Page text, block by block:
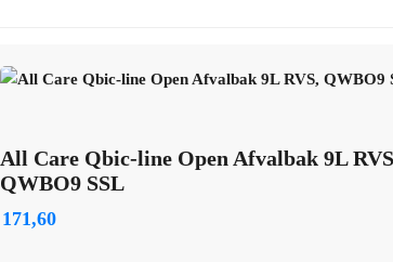
All Care Qbic-line Open Afvalbak 9L
QWBO9 SSL
171,60